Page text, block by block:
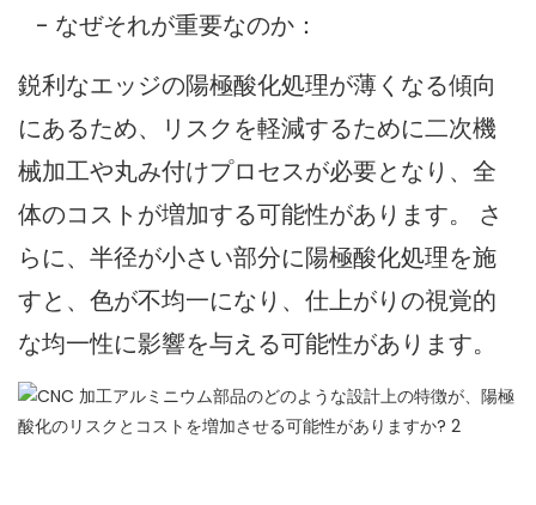
- なぜそれが重要なのか：
鋭利なエッジの陽極酸化処理が薄くなる傾向
にあるため、リスクを軽減するために二次機
械加工や丸み付けプロセスが必要となり、全
体のコストが増加する可能性があります。 さ
らに、半径が小さい部分に陽極酸化処理を施
すと、色が不均一になり、仕上がりの視覚的
な均一性に影響を与える可能性があります。